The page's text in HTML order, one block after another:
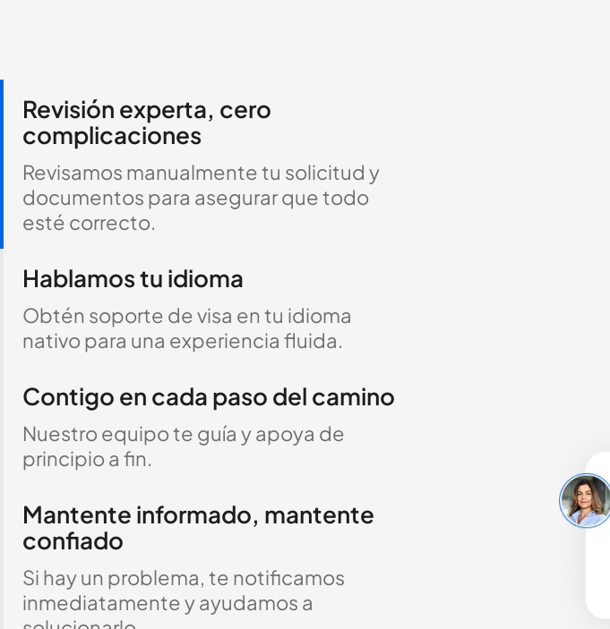
Revisión experta, cero
complicaciones
Revisamos manualmente tu solicitud y
documentos para asegurar que todo
esté correcto.
Hablamos tu idioma
Obtén soporte de visa en tu idioma
nativo para una experiencia fluida.
Contigo en cada paso del camino
Nuestro equipo te guía y apoya de
principio a fin.
Mantente informado, mantente
confiado
Si hay un problema, te notificamos
inmediatamente y ayudamos a